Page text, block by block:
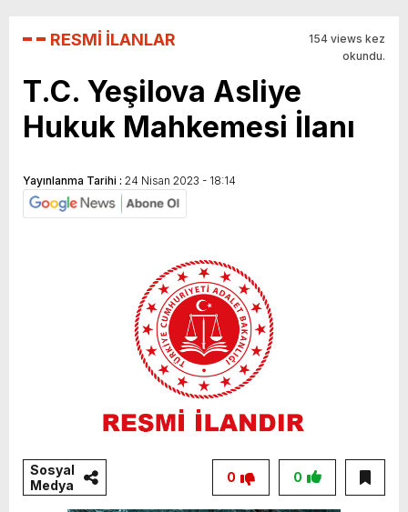
RESMİ İLANLAR
154 views kez
okundu.
T.C. Yeşilova Asliye
Hukuk Mahkemesi İlanı
Yayınlanma Tarihi : 24 Nisan 2023 - 18:14
Sosyal
Medya
0
0